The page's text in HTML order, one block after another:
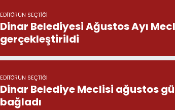
EDITÖRÜN SEÇTIĞI
Dinar Belediyesi Ağustos Ayı
gerçekleştirildi
EDITÖRÜN SEÇTIĞI
Dinar Belediye Meclisi ağustos
bağladı